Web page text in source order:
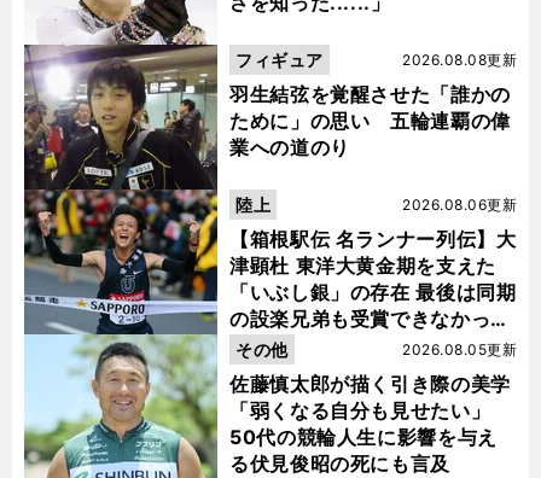
羽生結弦を覚醒させた「誰かの
ために」の思い 五輪連覇の偉
業への道のり
2026.08.08更新
フィギュア
【箱根駅伝 名ランナー列伝】大
津顕杜 東洋大黄金期を支えた
「いぶし銀」の存在 最後は同期
の設楽兄弟も受賞できなかった
金栗杯に輝く
2026.08.06更新
陸上
佐藤慎太郎が描く引き際の美学
「弱くなる自分も見せたい」
50代の競輪人生に影響を与え
る伏見俊昭の死にも言及
2026.08.05更新
その他